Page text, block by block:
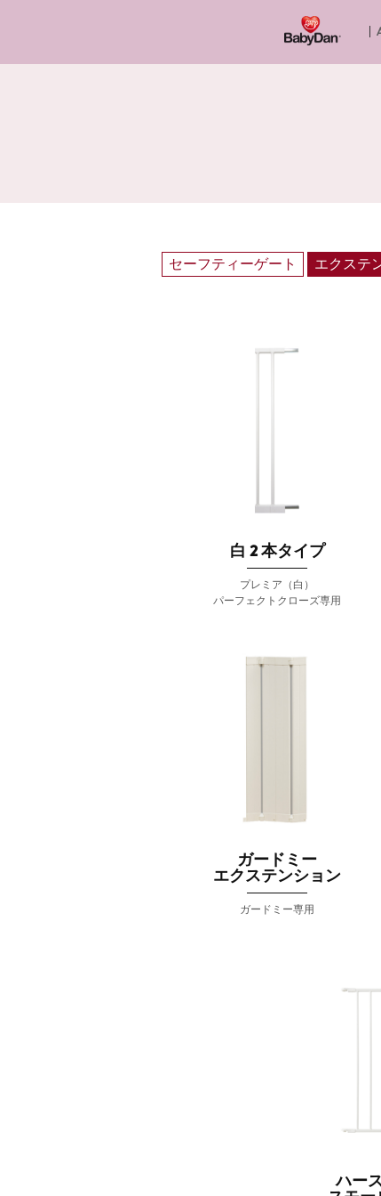
セーフティーゲート エクステ
白 2 本タイプ
プレミア（白）
パーフェクトクローズ専用
ガードミー
エクステンション
ガードミー専用
ハー